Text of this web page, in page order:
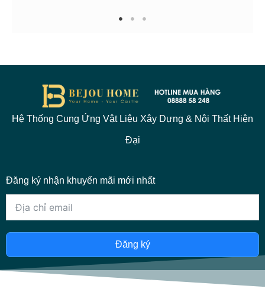
1 2 3
Hệ Thống Cung Ứng Vật Liệu Xây Dựng & Nội Thất Hiện
Đại
Đăng ký nhận khuyến mãi mới nhất
Đăng ký